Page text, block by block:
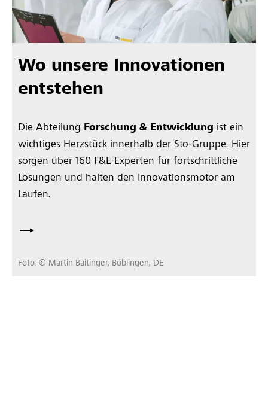
Wo unsere Innovationen
entstehen
Die Abteilung Forschung & Entwicklung ist ein
wichtiges Herzstück innerhalb der Sto-Gruppe. Hier
sorgen über 160 F&E-Experten für fortschrittliche
Lösungen und halten den Innovationsmotor am
Laufen.
Foto: © Martin Baitinger, Böblingen, DE